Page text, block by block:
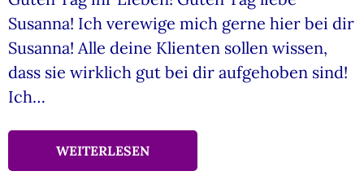
Susanna! Ich verewige mich gerne hier bei dir
Susanna! Alle deine Klienten sollen wissen,
dass sie wirklich gut bei dir aufgehoben sind!
Ich…
WEITERLESEN